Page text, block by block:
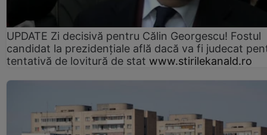
UPDATE Zi decisivă pentru Călin Georgescu! Fostul
candidat la prezidențiale află dacă va fi judecat
tentativă de lovitură de stat www.stirilekanald.ro